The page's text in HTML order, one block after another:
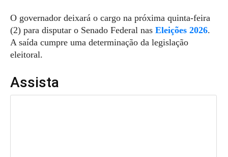
O governador deixará o cargo na próxima quinta-feira
(2) para disputar o Senado Federal nas Eleições 2026.
A saída cumpre uma determinação da legislação
eleitoral.
Assista